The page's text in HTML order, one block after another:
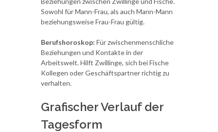
Sowohl für Mann-Frau, als auch Mann-Mann
beziehungsweise Frau-Frau gültig.
Berufshoroskop: Für zwischenmenschliche
Beziehungen und Kontakte in der
Arbeitswelt. Hilft Zwillinge, sich bei Fische
Kollegen oder Geschäftspartner richtig zu
verhalten.
Grafischer Verlauf der
Tagesform